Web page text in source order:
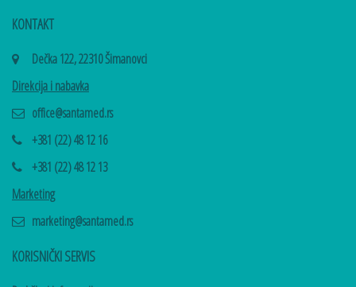
KONTAKT
Dečka 122, 22310 Šimanovci
Direkcija i nabavka
office@santamed.rs
+381 (22) 48 12 16
+381 (22) 48 12 13
Marketing
marketing@santamed.rs
KORISNIČKI SERVIS